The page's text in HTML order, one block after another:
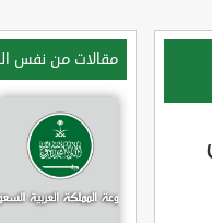
مقالات من نفس